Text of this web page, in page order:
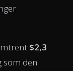
$2,3
som den